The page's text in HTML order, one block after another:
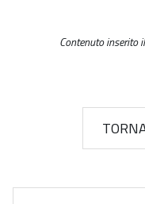
Contenuto